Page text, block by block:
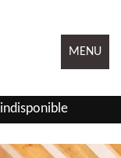
MENU
indisponible